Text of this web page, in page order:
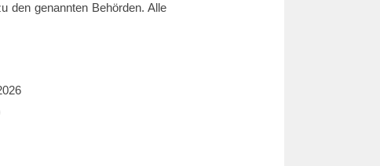
den genannten Behörden. Alle